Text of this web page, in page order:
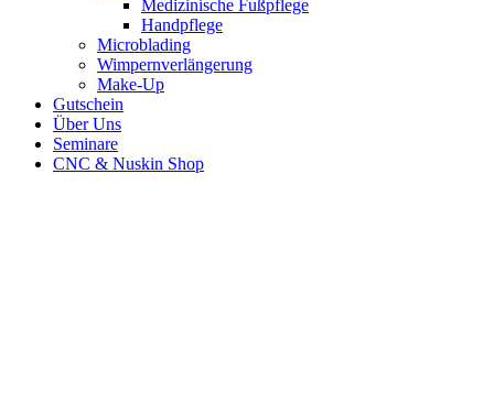
Medizinische Fußpflege
Handpflege
Microblading
Wimpernverlängerung
Make-Up
Gutschein
Über Uns
Seminare
CNC & Nuskin Shop